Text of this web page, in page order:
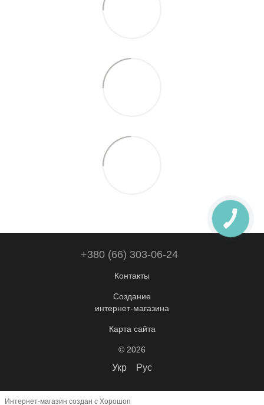
+380 (66) 303-06-24
Контакты
Создание
интернет-магазина
Карта сайта
© 2026
Укр Рус
Интернет-магазин создан с Хорошоп